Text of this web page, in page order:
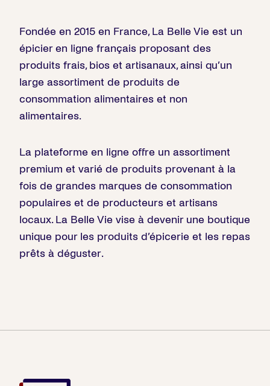
Fondée en 2015 en France, La Belle Vie est un
épicier en ligne français proposant des
produits frais, bios et artisanaux, ainsi qu’un
large assortiment de produits de
consommation alimentaires et non
alimentaires.
La plateforme en ligne offre un assortiment
premium et varié de produits provenant à la
fois de grandes marques de consommation
populaires et de producteurs et artisans
locaux. La Belle Vie vise à devenir une boutique
unique pour les produits d’épicerie et les repas
prêts à déguster.